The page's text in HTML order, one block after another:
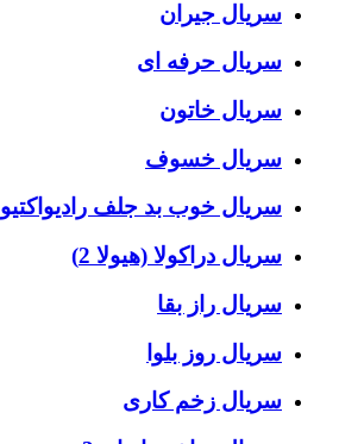
سریال جیران
سریال حرفه ای
سریال خاتون
سریال خسوف
سریال خوب بد جلف رادیواکتیو
سریال دراکولا (هیولا 2)
سریال راز بقا
سریال روز بلوا
سریال زخم کاری